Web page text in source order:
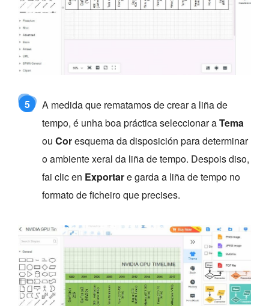
5
A medida que rematamos de crear a liña de
tempo, é unha boa práctica seleccionar aTema
ou Coresquema da disposición para determinar
o ambiente xeral da liña de tempo. Despois diso,
fai clic en Exportare garda a liña de tempo no
formato de ficheiro que precises.